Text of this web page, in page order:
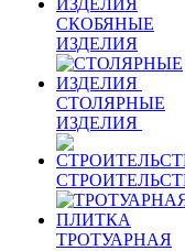
СКОБЯНЫЕ
ИЗДЕЛИЯ
СТОЛЯРНЫЕ
ИЗДЕЛИЯ
ТРОТУАРНАЯ